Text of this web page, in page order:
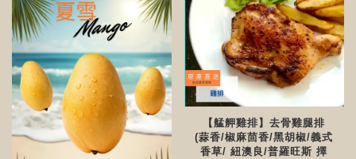
【艋舺雞排】去骨雞腿排
(蒜香/椒麻茴香/黑胡椒/義式
香草/ 紐澳良/普羅旺斯 擇